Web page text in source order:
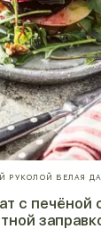
РУКОЛОЙ БЕЛАЯ
с печёной